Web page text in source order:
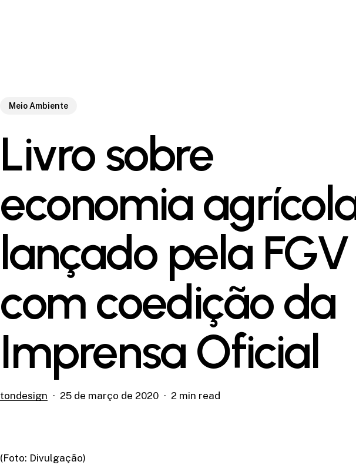
Meio Ambiente
Livro sobre
economia
lançado pela FGV
com coedição da
Imprensa Oficial
tondesign 25 de março de 2020 2 min read
(Foto: Divulgação)